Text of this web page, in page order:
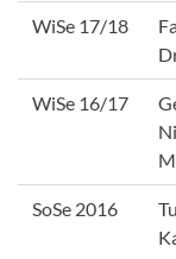
WiSe 17/18
WiSe 16/17
SoSe 2016